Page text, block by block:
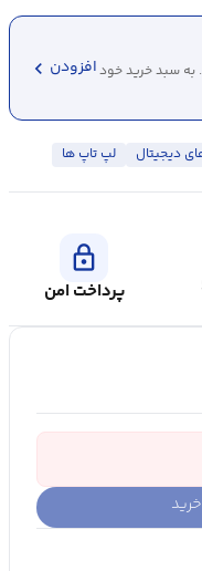
به سبد خرید خودافزودن chevron_left
دیجیتال
لپ تاپ ها
lock
پرداخت امن